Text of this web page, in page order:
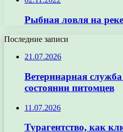
Рыбная ловля на
Последние записи
21.07.2026
Ветеринарная
состоянии питомцев
11.07.2026
Турагентство, как